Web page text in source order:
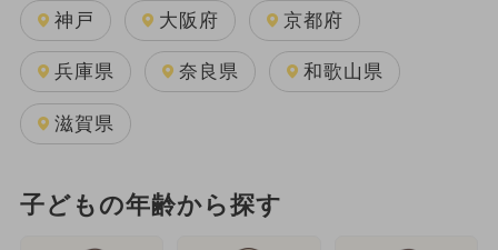
神戸 大阪府 京都府
兵庫県 奈良県 和歌山県
滋賀県
子どもの年齢から探す